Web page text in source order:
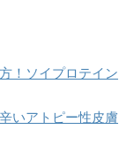
！ソイプロテイン
いアトピー性皮膚